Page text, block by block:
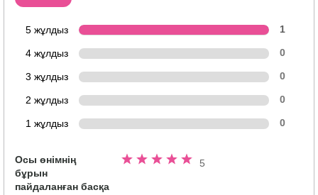
5 жұлдыз 1
4 жұлдыз 0
3 жұлдыз 0
2 жұлдыз 0
1 жұлдыз 0
Осы өнімнің
бұрын
пайдаланған басқа
5
5